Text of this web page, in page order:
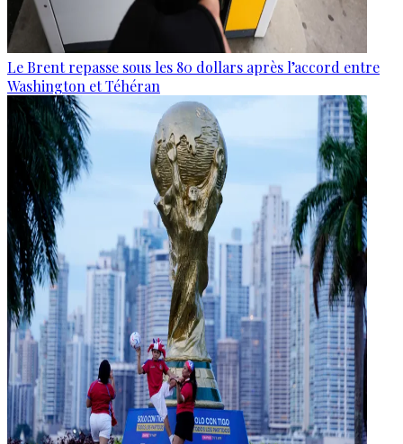
Le Brent repasse sous les 80 dollars après l’accord entre
Washington et Téhéran